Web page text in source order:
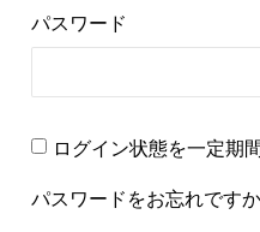
パスワード
ログイン状態を一定期
パスワードをお忘れです